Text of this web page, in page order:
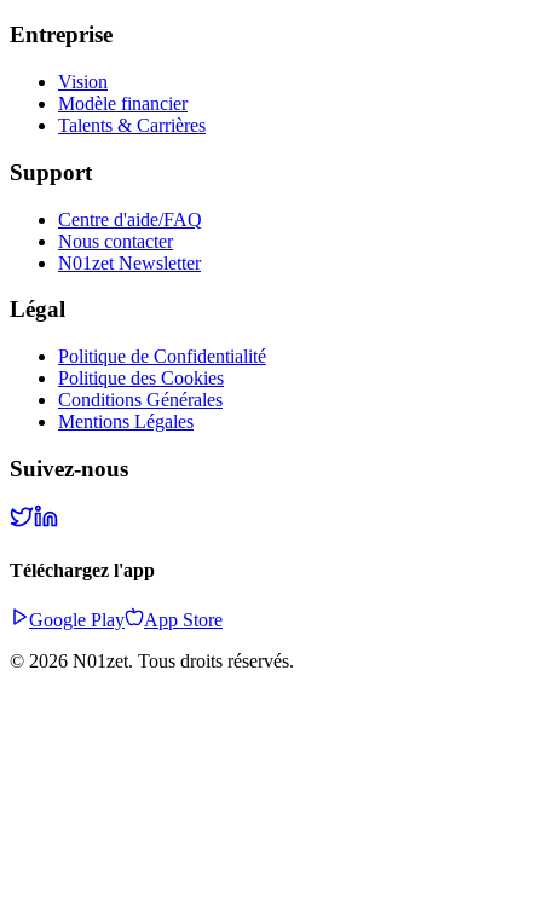
Entreprise
Vision
Modèle financier
Talents & Carrières
Support
Centre d'aide/FAQ
Nous contacter
N01zet Newsletter
Légal
Politique de Confidentialité
Politique des Cookies
Conditions Générales
Mentions Légales
Suivez-nous
Téléchargez l'app
Google Play
App Store
© 2026 N01zet. Tous droits réservés.